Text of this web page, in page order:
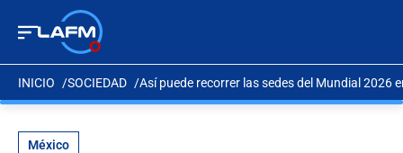
INICIO SOCIEDAD Así puede recorrer las sedes del Mundial
México